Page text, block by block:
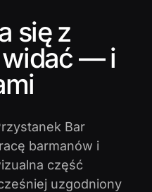
się z
widać — i
Bar
barmanów i
część
uzgodniony